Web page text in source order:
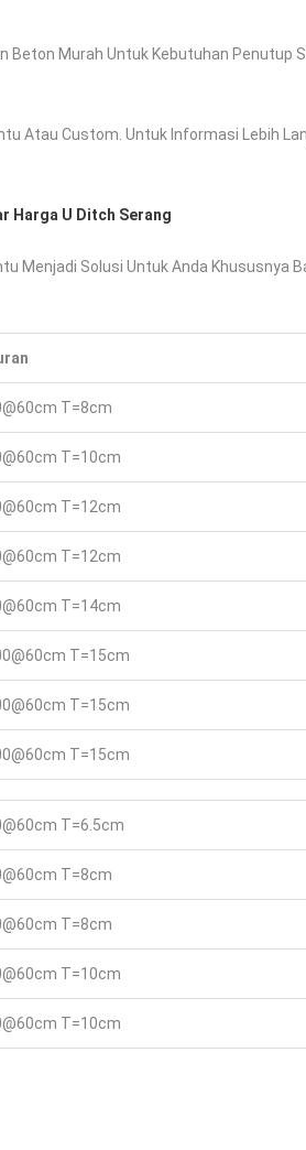
Beton Murah Untuk Kebutuhan Penutup
Atau Custom. Untuk Informasi Lebih
Harga U Ditch Serang
Menjadi Solusi Untuk Anda Khususnya
T=8cm
T=10cm
T=12cm
T=12cm
T=14cm
T=15cm
T=15cm
T=15cm
T=6.5cm
T=8cm
T=8cm
T=10cm
T=10cm